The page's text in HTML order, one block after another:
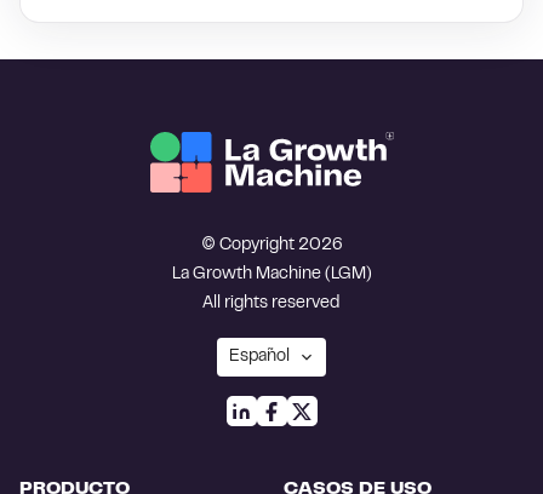
© Copyright 2026
La Growth Machine (LGM)
All rights reserved
PRODUCTO CASOS DE USO